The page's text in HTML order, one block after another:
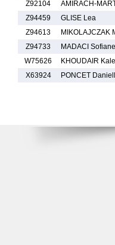
Z92104
AMIRACH-
Z94459
GLISE Lea
Z94613
MIKOLAJCZAK
Z94733
MADACI Sofiane
W75626
KHOUDAIR
X63924
PONCET